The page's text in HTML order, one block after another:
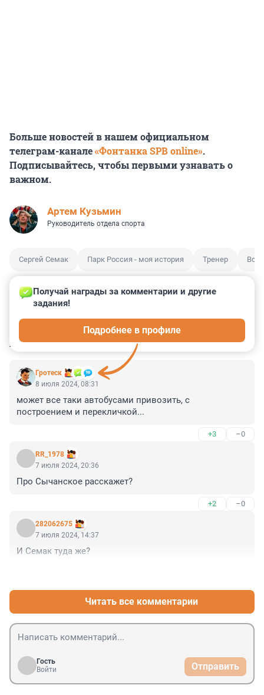
Больше новостей в нашем официальном
телеграм-канале«Фонтанка SPB online».
Подписывайтесь, чтобы первыми узнавать о
важном.
Артем Кузьмин
Руководитель отдела спорта
Сергей Семак Парк Россия - моя история Тренер
КОММЕНТАРИИ 4
Гротеск
Получай награды за комментарии и другие
задания!
Подробнее в профиле
8 июля 2024, 08:31
может все таки автобусами привозить, с
построением и перекличкой...
+3 –0
RR_1978
7 июля 2024, 20:36
Про Сычанское расскажет?
+2 –0
282062675
7 июля 2024, 14:37
И Семак туда же?
Читать все комментарии
Гость
Войти
Отправить